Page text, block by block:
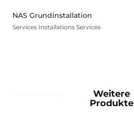
NAS Grundinstallation
Services Installations Services
Weitere
Produkte